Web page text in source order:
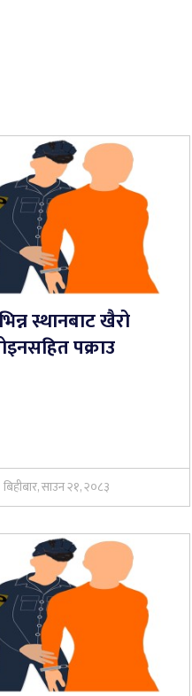
स्थानबाट खैरो
पक्राउ
बिहीबार, साउन २१, २०८३